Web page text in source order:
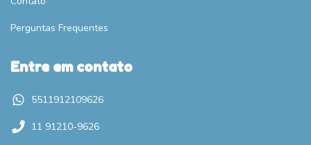
Perguntas Frequentes
Entre em contato
5511912109626
11 91210-9626